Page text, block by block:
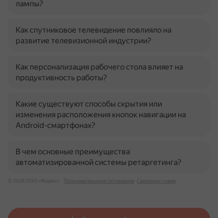
лампы?
Как спутниковое телевидение повлияло на
развитие телевизионной индустрии?
Как персонализация рабочего стола влияет на
продуктивность работы?
Какие существуют способы скрытия или
изменения расположения кнопок навигации на
Android-смартфонах?
В чем основные преимущества
автоматизированной системы ретаргетинга?
© 2026 ООО «Яндекс» Пользовательское соглашение Связаться с нами